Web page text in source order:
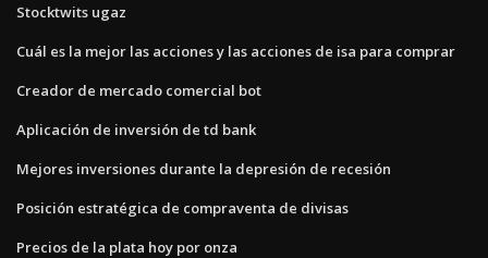
Stocktwits ugaz
Cuál es la mejor las acciones y las acciones de isa para comprar
Creador de mercado comercial bot
Aplicación de inversión de td bank
Mejores inversiones durante la depresión de recesión
Posición estratégica de compraventa de divisas
Precios de la plata hoy por onza